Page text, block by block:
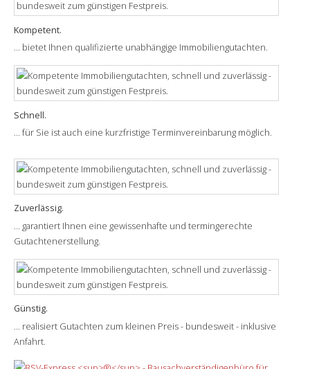
Kompetent.
... bietet Ihnen qualifizierte unabhängige Immobiliengutachten.
Schnell.
... für Sie ist auch eine kurzfristige Terminvereinbarung möglich.
Zuverlässig.
... garantiert Ihnen eine gewissenhafte und termingerechte
Gutachtenerstellung.
Günstig.
... realisiert Gutachten zum kleinen Preis - bundesweit - inklusive
Anfahrt.